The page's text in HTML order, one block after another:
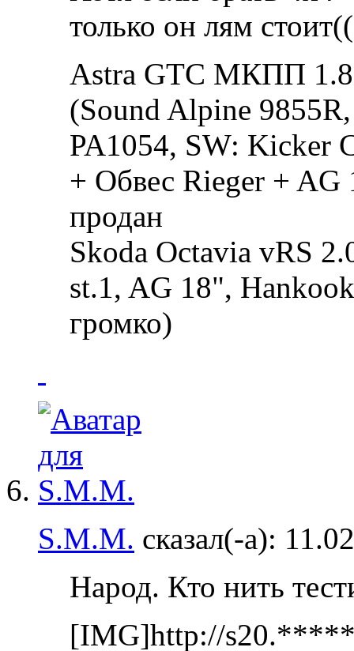
только он лям
Astra GTC МКПП 1.8
(Sound Alpine
PA1054, SW: Kicker
+ Обвес Rieger + AG
продан
Skoda Octavia vRS
st.1, AG 18",
громко)
S.M.M. сказал(-а):
Народ. Кто нить
[IMG]http://